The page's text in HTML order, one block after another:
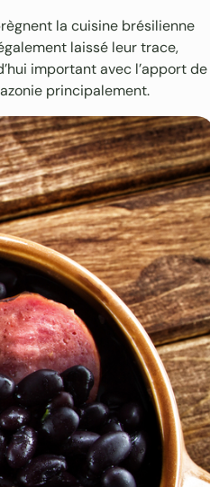
la cuisine brésilienne
laissé leur trace,
important avec l’apport de
principalement.